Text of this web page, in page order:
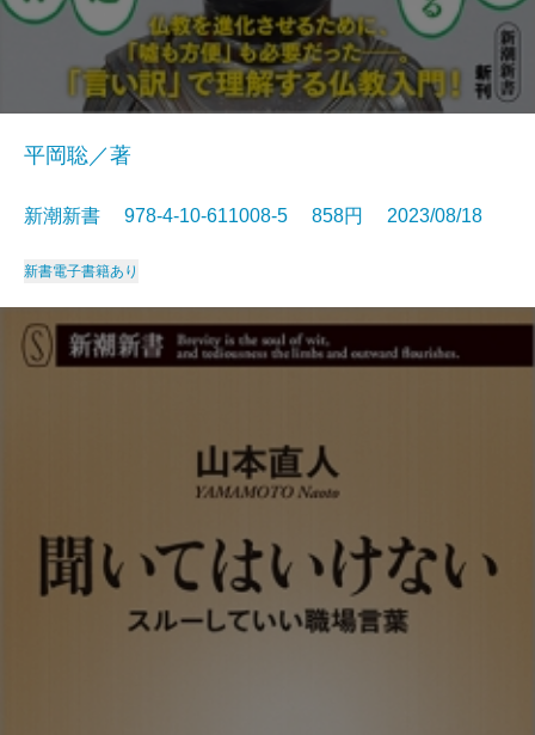
平岡聡／著
新潮新書 978-4-10-611008-5 858円 2023/08/18
新書電子書籍あり